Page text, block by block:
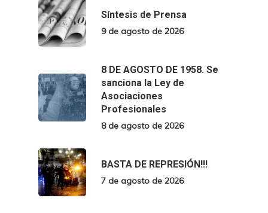
Síntesis de Prensa
9 de agosto de 2026
8 DE AGOSTO DE 1958. Se
sanciona la Ley de
Asociaciones
Profesionales
8 de agosto de 2026
BASTA DE REPRESIÓN!!!
7 de agosto de 2026